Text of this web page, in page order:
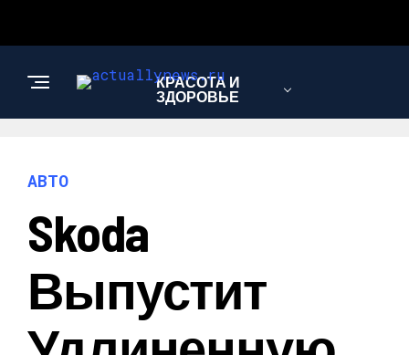
КРАСОТА И
ЗДОРОВЬЕ
АВТО
Skoda
Выпустит